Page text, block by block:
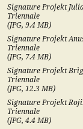
Signature Projekt
Triennale
(JPG, 9.4 MB)
Signature Projekt
Triennale
(JPG, 7.4 MB)
Signature Projekt
Triennale
(JPG, 12.3 MB)
Signature Projekt
Triennale
(JPG, 4.4 MB)